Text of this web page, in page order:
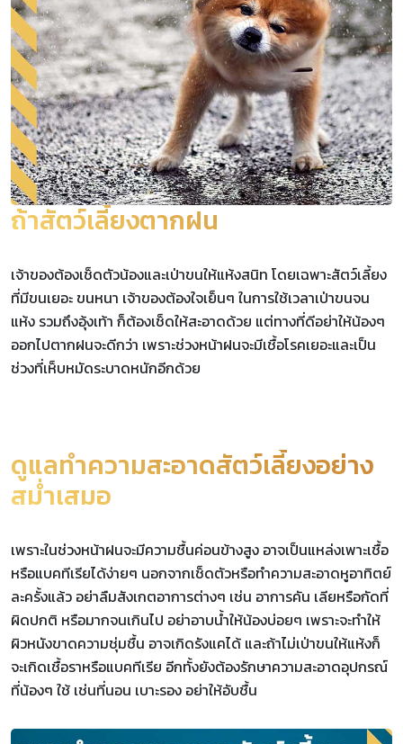
ถ้าสัตว์เลี้ยงตากฝน
เจ้าของต้องเช็ดตัวน้องและเป่าขนให้แห้งสนิท โดยเฉพาะสัตว์เลี้ยง
ที่มีขนเยอะ ขนหนา เจ้าของต้องใจเย็นๆ ในการใช้เวลาเป่าขนจน
แห้ง รวมถึงอุ้งเท้า ก็ต้องเช็ดให้สะอาดด้วย แต่ทางที่ดีอย่าให้น้องๆ
ออกไปตากฝนจะดีกว่า เพราะช่วงหน้าฝนจะมีเชื้อโรคเยอะและเป็น
ช่วงที่เห็บหมัดระบาดหนักอีกด้วย
ดูแลทำความสะอาดสัตว์เลี้ยงอย่าง
สม่ำเสมอ
เพราะในช่วงหน้าฝนจะมีความชื้นค่อนข้างสูง อาจเป็นแหล่งเพาะเชื้อ
หรือแบคทีเรียได้ง่ายๆ นอกจากเช็ดตัวหรือทำความสะอาดหูอาทิตย์
ละครั้งแล้ว อย่าลืมสังเกตอาการต่างๆ เช่น อาการคัน เลียหรือกัดที่
ผิดปกติ หรือมากจนเกินไป อย่าอาบน้ำให้น้องบ่อยๆ เพราะจะทำให้
ผิวหนังขาดความชุ่มชื้น อาจเกิดรังแคได้ และถ้าไม่เป่าขนให้แห้งก็
จะเกิดเชื้อราหรือแบคทีเรีย อีกทั้งยังต้องรักษาความสะอาดอุปกรณ์
ที่น้องๆ ใช้ เช่นที่นอน เบาะรอง อย่าให้อับชื้น